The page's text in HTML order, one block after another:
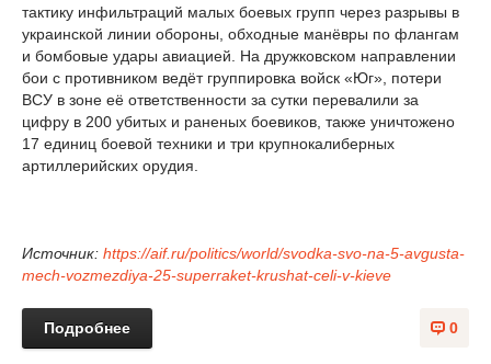
тактику инфильтраций малых боевых групп через разрывы в
украинской линии обороны, обходные манёвры по флангам
и бомбовые удары авиацией. На дружковском направлении
бои с противником ведёт группировка войск «Юг», потери
ВСУ в зоне её ответственности за сутки перевалили за
цифру в 200 убитых и раненых боевиков, также уничтожено
17 единиц боевой техники и три крупнокалиберных
артиллерийских орудия.
Источник: https://aif.ru/politics/world/svodka-svo-na-5-avgusta-
mech-vozmezdiya-25-superraket-krushat-celi-v-kieve
0
Подробнее